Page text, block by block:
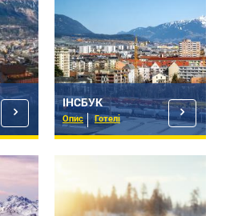
ІНСБУК
Опис Готелі